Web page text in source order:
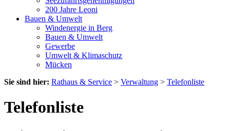
200 Jahre Leoni
Bauen & Umwelt
Windenergie in Berg
Bauen & Umwelt
Gewerbe
Umwelt & Klimaschutz
Mücken
Sie sind hier: Rathaus & Service > Verwaltung > Telefonliste
Telefonliste